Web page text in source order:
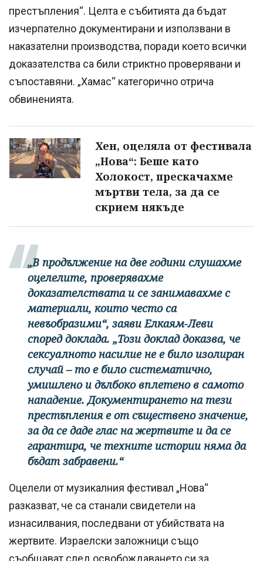
престъпления“. Целта е събитията да бъдат
изчерпателно документирани и използвани в
наказателни производства, поради което всички
доказателства са били стриктно проверявани и
съпоставяни. „Хамас“ категорично отрича
обвиненията.
Хен, оцеляла от фестивала
„Нова“: Беше като
Холокост, прескачахме
мъртви тела, за да се
скрием някъде
„В продължение на две години слушахме
оцелелите, проверявахме
доказателствата и се занимавахме с
материали, които често са
невъобразими“, заяви Елкаям-Леви
според доклада. „Този доклад доказва, че
сексуалното насилие не е било изолиран
случай – то е било систематично,
умишлено и дълбоко вплетено в самото
нападение. Документирането на тези
престъпления е от съществено значение,
за да се даде глас на жертвите и да се
гарантира, че техните истории няма да
бъдат забравени.“
Оцелели от музикалния фестивал „Нова“
разказват, че са станали свидетели на
изнасилвания, последвани от убийствата на
жертвите. Израелски заложници също
съобщават след освобождаването си за